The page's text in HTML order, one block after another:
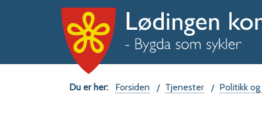
Du Forsiden Tjenester Politikk